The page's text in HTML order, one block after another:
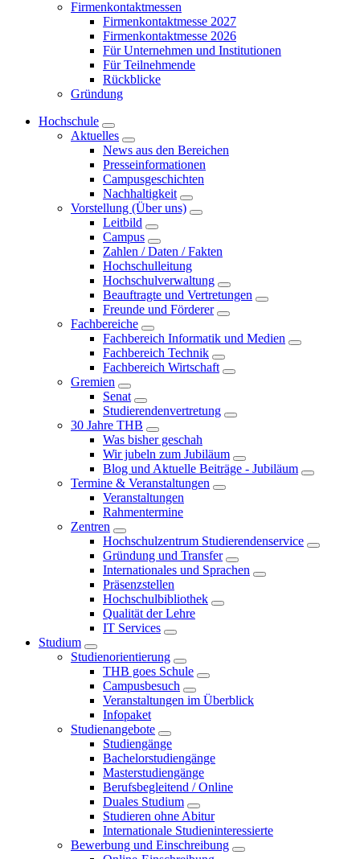
Firmenkontaktmessen
Firmenkontaktmesse 2027
Firmenkontaktmesse 2026
Für Unternehmen und Institutionen
Für Teilnehmende
Rückblicke
Gründung
Hochschule
Aktuelles
News aus den Bereichen
Presseinformationen
Campusgeschichten
Nachhaltigkeit
Vorstellung (Über uns)
Leitbild
Campus
Zahlen / Daten / Fakten
Hochschulleitung
Hochschulverwaltung
Beauftragte und Vertretungen
Freunde und Förderer
Fachbereiche
Fachbereich Informatik und Medien
Fachbereich Technik
Fachbereich Wirtschaft
Gremien
Senat
Studierendenvertretung
30 Jahre THB
Was bisher geschah
Wir jubeln zum Jubiläum
Blog und Aktuelle Beiträge - Jubiläum
Termine & Veranstaltungen
Veranstaltungen
Rahmentermine
Zentren
Hochschulzentrum Studierendenservice
Gründung und Transfer
Internationales und Sprachen
Präsenzstellen
Hochschulbibliothek
Qualität der Lehre
IT Services
Studium
Studienorientierung
THB goes Schule
Campusbesuch
Veranstaltungen im Überblick
Infopaket
Studienangebote
Studiengänge
Bachelorstudiengänge
Masterstudiengänge
Berufsbegleitend / Online
Duales Studium
Studieren ohne Abitur
Internationale Studieninteressierte
Bewerbung und Einschreibung